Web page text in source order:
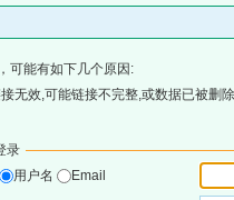
可能有如下几个原因:
无效,可能链接不完整,或数据已被删
录
用户名
Email